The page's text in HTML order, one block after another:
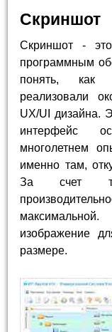
Скриншот
Скриншот -
программным
понять, как
реализовали
UX/UI дизайна.
интерфейс
многолетнем
именно там,
За счет
изображение
размере.